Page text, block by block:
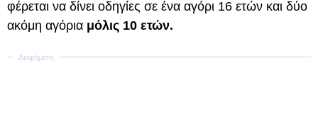
φέρεται να δίνει οδηγίες σε ένα αγόρι 16 ετών και δύο
ακόμη αγόρια μόλις 10 ετών.